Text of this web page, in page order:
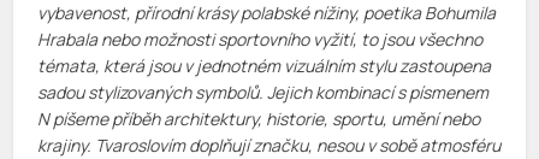
vybavenost, přírodní krásy polabské nížiny, poetika Bohumila
Hrabala nebo možnosti sportovního vyžití, to jsou všechno
témata, která jsou v jednotném vizuálním stylu zastoupena
sadou stylizovaných symbolů. Jejich kombinací s písmenem
N píšeme příběh architektury, historie, sportu, umění nebo
krajiny. Tvaroslovím doplňují značku, nesou v sobě atmosféru